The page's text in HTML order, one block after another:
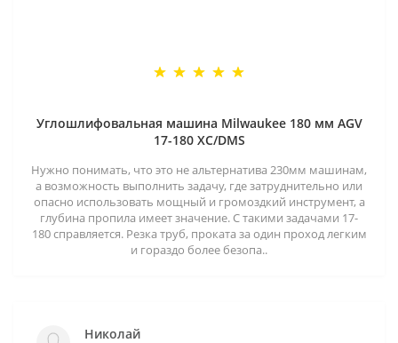
Углошлифовальная машина Milwaukee 180 мм AGV
17-180 XC/DMS
Нужно понимать, что это не альтернатива 230мм машинам,
а возможность выполнить задачу, где затруднительно или
опасно использовать мощный и громоздкий инструмент, а
глубина пропила имеет значение. С такими задачами 17-
180 справляется. Резка труб, проката за один проход легким
и гораздо более безопа..
Николай